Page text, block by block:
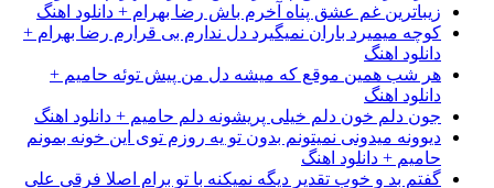
زیباترین غم عشق پناه آخرم باش رضا بهرام + دانلود اهنگ
کوچه میمیرد باران نمیگیرد دل ندارم بی قرارم رضا بهرام +
دانلود اهنگ
هر شب همین موقع که میشه دل من پیش توئه حامیم +
دانلود اهنگ
جون دلم خون دلم خیلی پریشونه دلم حامیم + دانلود اهنگ
دیوونه میدونی نمیتونم بدون تو یه روزم توی این خونه بمونم
حامیم + دانلود اهنگ
گفتم بد و خوب تقدیر دیگه نمیکنه با تو برام اصلا فرقی علی